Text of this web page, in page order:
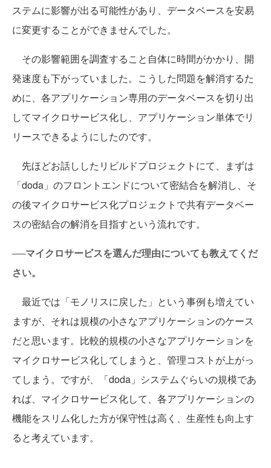
ステムに影響が出る可能性があり、データベースを安易
に変更することができませんでした。
その影響範囲を調査すること自体に時間がかかり、開
発速度も下がっていました。こうした問題を解消するた
めに、各アプリケーション専用のデータベースを切り出
してマイクロサービス化し、アプリケーション単体でリ
リースできるようにしたのです。
先ほどお話ししたリビルドプロジェクトにて、まずは
「doda」のフロントエンドについて密結合を解消し、そ
の後マイクロサービス化プロジェクトで共有データベー
スの密結合の解消を目指すという流れです。
──マイクロサービスを選んだ理由についても教えてくだ
さい。
最近では「モノリスに戻した」という事例も増えてい
ますが、それは規模の小さなアプリケーションのケース
だと思います。比較的規模の小さなアプリケーションを
マイクロサービス化してしまうと、管理コストが上がっ
てしまう。ですが、「doda」システムぐらいの規模であ
れば、マイクロサービス化して、各アプリケーションの
機能をスリム化した方が保守性は高く、生産性も向上す
ると考えています。